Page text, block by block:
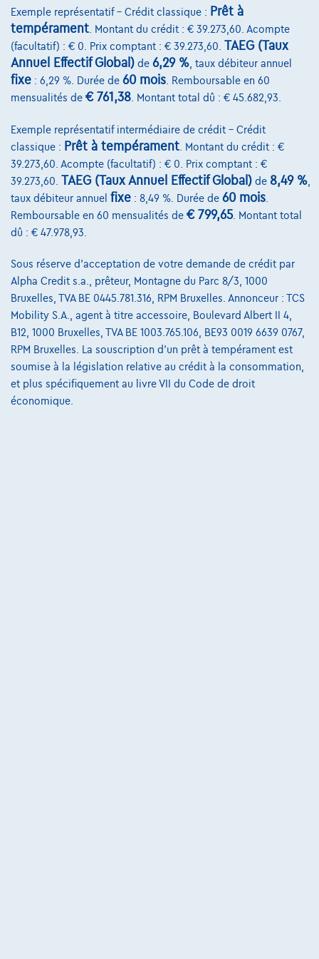
Toyota Yaris Cross1.5 Hybrid Dynamic Plus 92 AT
05/2025
15.119 km Hybrid Automatique 68 kW ( 92 CV )
Dès €400,06/moiset une dernière mensualité de
€8.348,56
Découvrez l’exemple chiffré complet
Comparer
Voir le véhicule
Exemple représentatif – Crédit classique : Prêt à
tempérament . Montant du crédit : € 39.273,60. Acompte
(facultatif) : € 0. Prix comptant : € 39.273,60. TAEG (Taux
Annuel Effectif Global) de 6,29 % , taux débiteur annuel
fixe : 6,29 %. Durée de 60 mois . Remboursable en 60
mensualités de € 761,38 . Montant total dû : € 45.682,93.
Exemple représentatif intermédiaire de crédit – Crédit
classique : Prêt à tempérament . Montant du crédit : €
39.273,60. Acompte (facultatif) : € 0. Prix comptant : €
39.273,60. TAEG (Taux Annuel Effectif Global) de 8,49 %
taux débiteur annuel fixe : 8,49 %. Durée de 60 mois
Remboursable en 60 mensualités de € 799,65. Montant total
dû : € 47.978,93.
Sous réserve d'acceptation de votre demande de crédit par
Alpha Credit s.a., prêteur, Montagne du Parc 8/3, 1000
Bruxelles, TVA BE 0445.781.316, RPM Bruxelles. Annonceur : TCS
Mobility S.A., agent à titre accessoire, Boulevard Albert II 4,
B12, 1000 Bruxelles, TVA BE 1003.765.106, BE93 0019 6639 0767,
RPM Bruxelles. La souscription d'un prêt à tempérament est
soumise à la législation relative au crédit à la consommation,
et plus spécifiquement au livre VII du Code de droit
économique.